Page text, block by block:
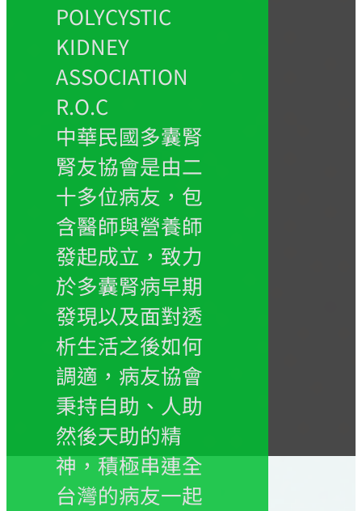
POLYCYSTIC
KIDNEY
ASSOCIATION
R.O.C
中華民國多囊腎
腎友協會是由二
十多位病友，包
含醫師與營養師
發起成立，致力
於多囊腎病早期
發現以及面對透
析生活之後如何
調適，病友協會
秉持自助、人助
然後天助的精
神，積極串連全
台灣的病友一起